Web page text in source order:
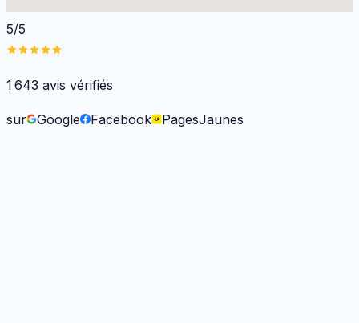
5/5
1 643 avis vérifiés
sur Google Facebook PagesJaunes